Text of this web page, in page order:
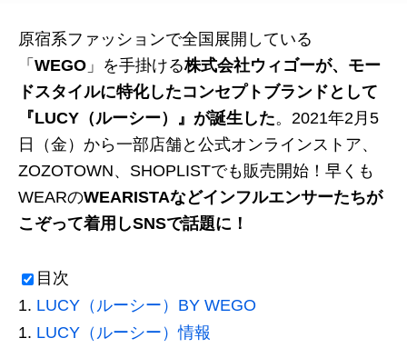
原宿系ファッションで全国展開している
「 WEGO 」を手掛ける株式会社ウィゴーが、モー
ドスタイルに特化したコンセプト ブランドとして
『LUCY（ルーシー）』が誕生した。2021年2月5
日（金）から一部店舗と公式オンラインストア、
ZOZOTOWN、SHOPLISTでも販売開始！早くも
WEARのWEARISTAなどインフルエンサーたちが
こぞって着用しSNSで話題に！
目次
LUCY（ルーシー）BY WEGO
LUCY（ルーシー）情報